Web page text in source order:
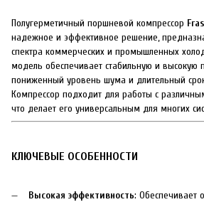
Полугерметичный поршневой компрессор
надежное и эффективное решение,
спектра коммерческих и промышленных
модель обеспечивает стабильную и высокую
пониженный уровень шума и длительный срок
Компрессор подходит для работы с
что делает его универсальным для многих
КЛЮЧЕВЫЕ ОСОБЕННОСТИ
Высокая эффективность: Обеспечивает